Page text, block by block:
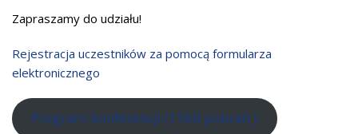
Zapraszamy do udziału!
Rejestracja uczestników za pomocą formularza
elektronicznego
Program-konferencji (1160 pobrań )